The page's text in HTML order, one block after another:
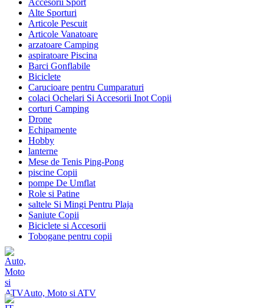
Alte Sporturi
Articole Pescuit
Articole Vanatoare
arzatoare Camping
aspiratoare Piscina
Barci Gonflabile
Biciclete
Carucioare pentru Cumparaturi
colaci Ochelari Si Accesorii Inot Copii
corturi Camping
Drone
Echipamente
Hobby
lanterne
Mese de Tenis Ping-Pong
piscine Copii
pompe De Umflat
Role si Patine
saltele Si Mingi Pentru Plaja
Saniute Copii
Biciclete si Accesorii
Tobogane pentru copii
Auto, Moto si ATV